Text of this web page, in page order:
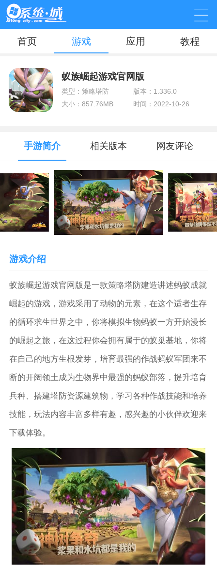
首页 游戏 应用 教程
蚁族崛起游戏官网版
类型：策略塔防
版本：1.336.0
大小：857.76MB
时间：2022-10-26
手游简介 相关版本 网友评论
游戏介绍
蚁族崛起游戏官网版是一款策略塔防建造讲述蚂蚁成就
崛起的游戏，游戏采用了动物的元素，在这个适者生存
的循环求生世界之中，你将模拟生物蚂蚁一方开始漫长
的崛起之旅，在这过程你会拥有属于的蚁巢基地，你将
在自己的地方生根发芽，培育最强的作战蚂蚁军团来不
断的开阔领土成为生物界中最强的蚂蚁部落，提升培育
兵种、搭建塔防资源建筑物，学习各种作战技能和培养
技能，玩法内容丰富多样有趣，感兴趣的小伙伴欢迎来
下载体验。